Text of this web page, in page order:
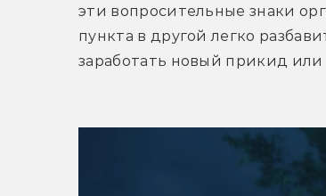
эти вопросительные знаки
пункта в другой легко
заработать новый прикид или